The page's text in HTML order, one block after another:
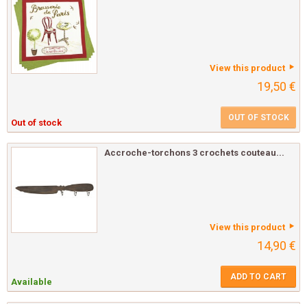
View this product
19,50 €
Out of stock OUT OF STOCK
Accroche-torchons 3 crochets couteau...
View this product
14,90 €
Available ADD TO CART